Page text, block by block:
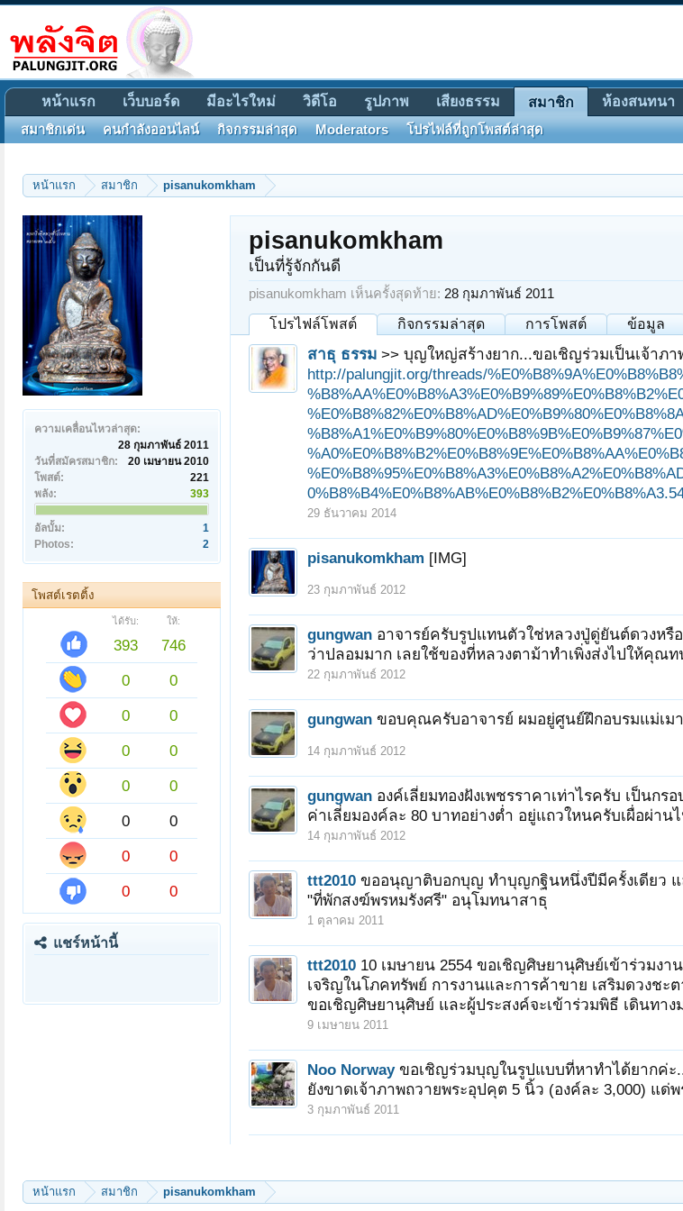
หน้าแรก สมาชิก pisanukomkham
ความเคลื่อนไหวล่าสุด:
28 กุมภาพันธ์ 2011
วันที่สมัครสมาชิก:
20 เมษายน 2010
โพสต์:
221
พลัง:
393
อัลบั้ม:
1
Photos:
2
โพสต์เรตติ้ง
ได้รับ: ให้:
393
746
0
0
0
0
0
0
0
0
0
0
0
0
0
0
แชร์หน้านี้
pisanukomkham
เป็นที่รู้จักกันดี
pisanukomkham เห็นครั้งสุดท้าย: 28 กุมภาพันธ์ 2011
โปรไฟล์โพสต์ กิจกรรมล่าสุด การโพสต์ ข้อมูล
สาธุ ธรรม >> บุญใหญ่สร้างยาก...ขอเชิญร่วมเป็นเจ้าภา
http://palungjit.org/threads/
29 ธันวาคม 2014
pisanukomkham [IMG]
23 กุมภาพันธ์ 2012
gungwan อาจารย์ครับรูปแทนตัวใช่หลวงปู่ดู่ยันต์ดวงหรื
ว่าปลอมมาก เลยใช้ของที่หลวงตาม้าทำเพิ่งส่งไปให้คุณ
22 กุมภาพันธ์ 2012
gungwan ขอบคุณครับอาจารย์ ผมอยู่ศูนย์ฝึกอบรมแม่เม
14 กุมภาพันธ์ 2012
gungwan องค์เลี่ยมทองฝังเพชรราคาเท่าไรครับ เป็นก
ค่าเลี่ยมองค์ละ 80 บาทอย่างต่ำ อยู่แถวใหนครับเผื่อผ่าน
14 กุมภาพันธ์ 2012
ttt2010 ขออนุญาติบอกบุญ ทำบุญกฐินหนึ่งปีมีครั้งเดียว แ
"ที่พักสงฆ์พรหมรังศรี" อนุโมทนาสาธุ
1 ตุลาคม 2011
ttt2010 10 เมษายน 2554 ขอเชิญศิษยานุศิษย์เข้าร่วมง
เจริญในโภคทรัพย์ การงานและการค้าขาย เสริมดวงชะ
ขอเชิญศิษยานุศิษย์ และผู้ประสงค์จะเข้าร่วมพิธี เดินทาง
9 เมษายน 2011
Noo Norway ขอเชิญร่วมบุญในรูปแบบที่หาทำได้ยากค่ะ
ยังขาดเจ้าภาพถวายพระอุปคุต 5 นิ้ว (องค์ละ 3,000) แด่
3 กุมภาพันธ์ 2011
หน้าแรก สมาชิก pisanukomkham
หน้าแรก เว็บบอร์ด มีอะไรใหม่ วิดีโอ รูปภาพ เสียงธรรม สมาชิก
สมาชิกเด่น คนกำลังออนไลน์ กิจกรรมล่าสุด Moderators โปรไฟล์ที่ถูกโพสต์ล่าสุด
ห้องสนทนา